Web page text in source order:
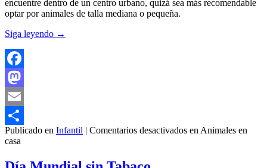
encuentre dentro de un centro urbano, quizá sea más recomendable
optar por animales de talla mediana o pequeña.
Siga leyendo →
Facebook
Mastodon
Email
Compartir
Publicado en Infantil | Comentarios desactivados en Animales en
casa